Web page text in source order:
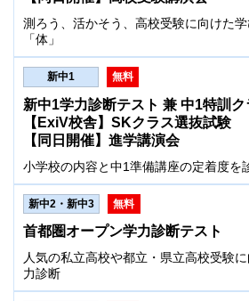
測ろう、活かそう、高校受験に向けた学
「体」
新中1 無料
新中1学力診断テスト 兼 中1特訓
【ExiV校舎】SKクラス選抜試験
【同日開催】進学講演会
小学校の内容と中1準備講座の定着度を
新中2・新中3 無料
首都圏オープン学力診断テスト
人気の私立高校や都立・県立高校受験
力診断